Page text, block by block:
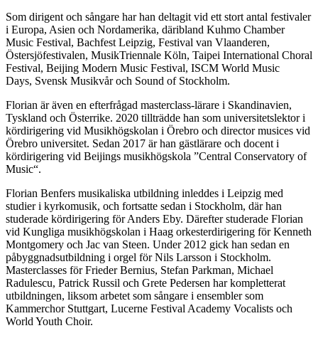
Som dirigent och sångare har han deltagit vid ett stort antal festivaler
i Europa, Asien och Nordamerika, däribland Kuhmo Chamber
Music Festival, Bachfest Leipzig, Festival van Vlaanderen,
Östersjöfestivalen, MusikTriennale Köln, Taipei International Choral
Festival, Beijing Modern Music Festival, ISCM World Music
Days, Svensk Musikvår och Sound of Stockholm.
Florian är även en efterfrågad masterclass-lärare i Skandinavien,
Tyskland och Österrike. 2020 tillträdde han som universitetslektor i
kördirigering vid Musikhögskolan i Örebro och director musices vid
Örebro universitet. Sedan 2017 är han gästlärare och docent i
kördirigering vid Beijings musikhögskola ”Central Conservatory of
Music“.
Florian Benfers musikaliska utbildning inleddes i Leipzig med
studier i kyrkomusik, och fortsatte sedan i Stockholm, där han
studerade kördirigering för Anders Eby. Därefter studerade Florian
vid Kungliga musikhögskolan i Haag orkesterdirigering för Kenneth
Montgomery och Jac van Steen. Under 2012 gick han sedan en
påbyggnadsutbildning i orgel för Nils Larsson i Stockholm.
Masterclasses för Frieder Bernius, Stefan Parkman, Michael
Radulescu, Patrick Russil och Grete Pedersen har kompletterat
utbildningen, liksom arbetet som sångare i ensembler som
Kammerchor Stuttgart, Lucerne Festival Academy Vocalists och
World Youth Choir.